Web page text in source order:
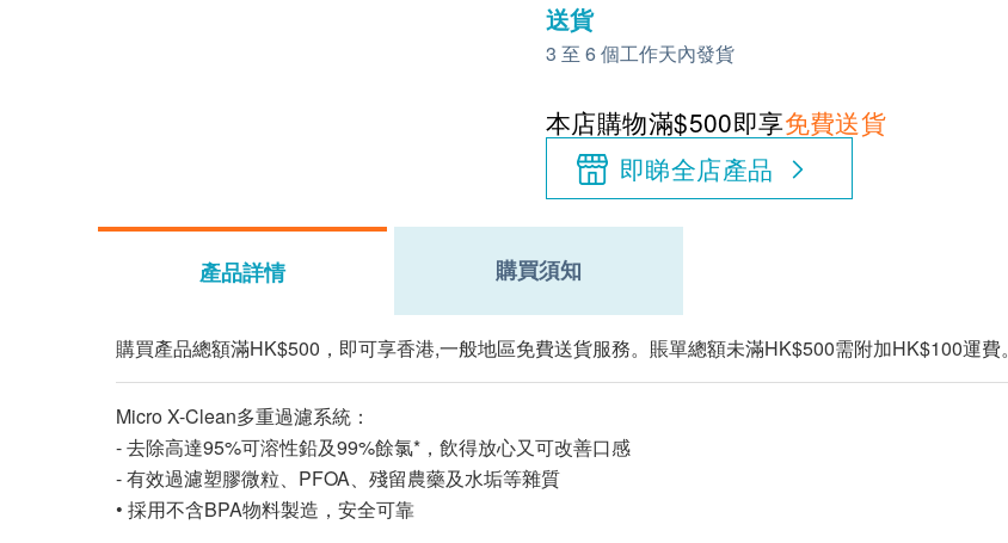
送貨
3 至 6 個工作天內發貨
本店購物滿$500即享免費送貨
即睇全店產品
產品詳情 購買須知
購買產品總額滿HK$500，即可享香港,一般地區免費送貨服務。賬單總額未滿HK$500需附加HK$100運費。
Micro X-Clean多重過濾系統：
- 去除高達95%可溶性鉛及99%餘氯*，飲得放心又可改善口感
- 有效過濾塑膠微粒、PFOA、殘留農藥及水垢等雜質
• 採用不含BPA物料製造，安全可靠